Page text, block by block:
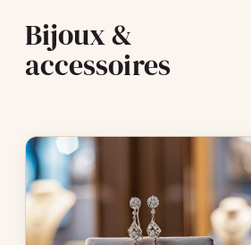
Bijoux &
accessoires